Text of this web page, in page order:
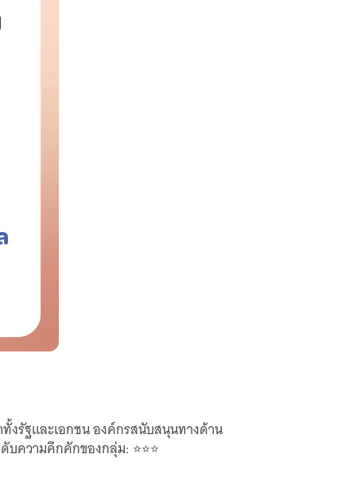
รัฐและเอกชน องค์กรสนับสนุนทางด้าน
ความคึกคักของกลุ่ม: ⭐️⭐️⭐️